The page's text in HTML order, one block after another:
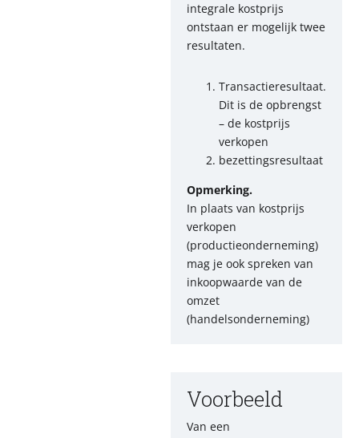
integrale kostprijs
ontstaan er mogelijk twee
resultaten.
Transactieresultaat.
Dit is de opbrengst
– de kostprijs
verkopen
bezettingsresultaat
Opmerking.
In plaats van kostprijs
verkopen
(productieonderneming)
mag je ook spreken van
inkoopwaarde van de
omzet
(handelsonderneming)
Voorbeeld
Van een